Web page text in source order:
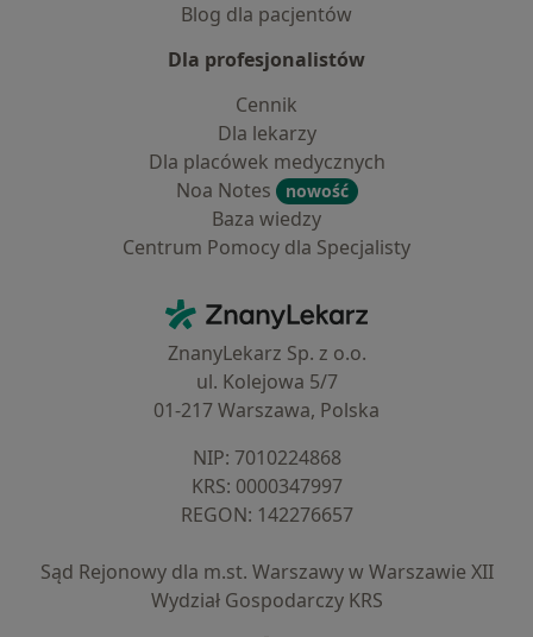
Blog dla pacjentów
Dla profesjonalistów
Cennik
Dla lekarzy
Dla placówek medycznych
Noa Notes
nowość
Baza wiedzy
Centrum Pomocy dla Specjalisty
ZnanyLekarz - Strona główna
ZnanyLekarz Sp. z o.o.
ul. Kolejowa 5/7
01-217 Warszawa, Polska
NIP: ⁠7010224868
KRS: ⁠0000347997
REGON: ⁠142276657
Sąd Rejonowy dla m.st. Warszawy w Warszawie XII
Wydział Gospodarczy KRS